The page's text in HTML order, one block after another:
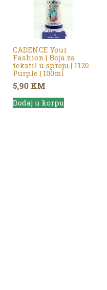
CADENCE Your
Fashion | Boja za
tekstil u spreju | 1120
Purple | 100ml
5,90 KM
Dodaj u korpu